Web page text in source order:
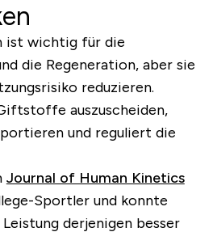
ist wichtig für die
die Regeneration, aber sie
reduzieren.
auszuscheiden,
und reguliert die
Journal of Human Kinetics
Sportler und konnte
derjenigen besser